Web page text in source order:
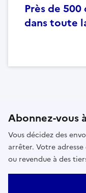
Près de
dans toute
Abonnez-vous
Vous décidez des
arrêter. Votre
ou revendue à des